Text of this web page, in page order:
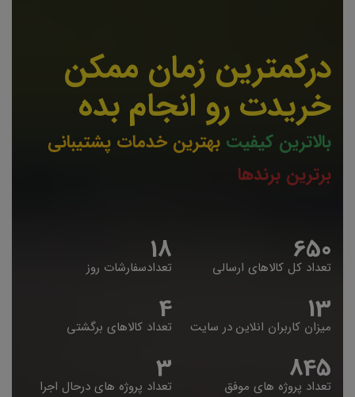
درکمترین زمان ممکن
خریدت رو انجام بده
بالاترین کیفیت بهترین خدمات پشتیبانی
برترین برندها
653
تعداد کل کالاهای ارسالی 19
تعدادسفارشات روز
14
میزان کاربران انلاین در سایت 5
تعداد کالاهای برگشتی
848
تعداد پروژه های موفق 4
تعداد پروژه های درحال اجرا